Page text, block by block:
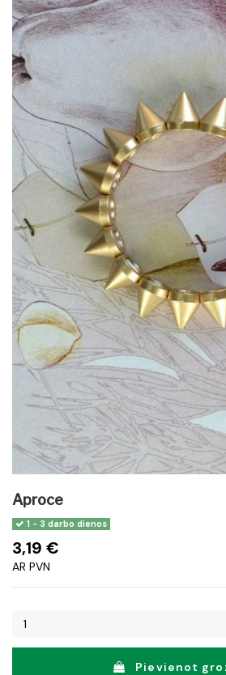
Aproce
1 - 3 darbo dienos
3,19 €
AR PVN
Pievienot